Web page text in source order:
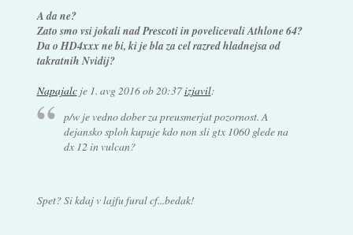
A da ne?
Zato smo vsi jokali nad Prescoti in povelicevali Athlone 64?
Da o HD4xxx ne bi, ki je bla za cel razred hladnejsa od
takratnih Nvidij?
Napajalcje 1. avg 2016 ob 20:37izjavil:
p/w je vedno dober za preusmerjat pozornost. A
dejansko sploh kupuje kdo non sli gtx 1060 glede na
dx 12 in vulcan?
Spet? Si kdaj v lajfu fural cf...bedak!